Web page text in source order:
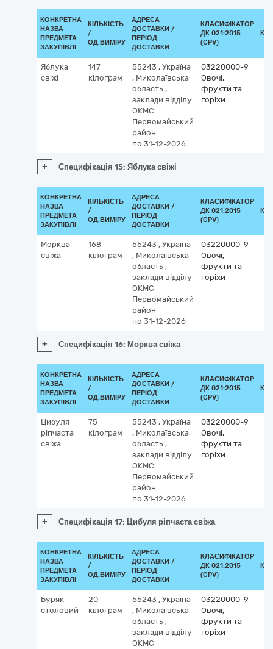
КОНКРЕТНА
НАЗВА
ПРЕДМЕТА
ЗАКУПІВЛІ
КІЛЬКІСТЬ
/
ОД.ВИМІРУ
АДРЕСА
ДОСТАВКИ /
ПЕРІОД
ДОСТАВКИ
КЛАСИФІКАТОР
ДК 021:2015
(CPV)
Яблука
свіжі
147
кілограм
55243 , Україна
, Миколаївська
область ,
заклади відділу
ОКМС
Первомайський
район
по 31-12-2026
03220000-9
Овочі,
фрукти та
горіхи
+ Специфікація 15: Яблука свіжі
КОНКРЕТНА
НАЗВА
ПРЕДМЕТА
ЗАКУПІВЛІ
КІЛЬКІСТЬ
/
ОД.ВИМІРУ
АДРЕСА
ДОСТАВКИ /
ПЕРІОД
ДОСТАВКИ
КЛАСИФІКАТОР
ДК 021:2015
(CPV)
Морква
свіжа
168
кілограм
55243 , Україна
, Миколаївська
область ,
заклади відділу
ОКМС
Первомайський
район
по 31-12-2026
03220000-9
Овочі,
фрукти та
горіхи
+ Специфікація 16: Морква свіжа
КОНКРЕТНА
НАЗВА
ПРЕДМЕТА
ЗАКУПІВЛІ
КІЛЬКІСТЬ
/
ОД.ВИМІРУ
АДРЕСА
ДОСТАВКИ /
ПЕРІОД
ДОСТАВКИ
КЛАСИФІКАТОР
ДК 021:2015
(CPV)
Цибуля
ріпчаста
свіжа
75
кілограм
55243 , Україна
, Миколаївська
область ,
заклади відділу
ОКМС
Первомайський
район
по 31-12-2026
03220000-9
Овочі,
фрукти та
горіхи
+ Специфікація 17: Цибуля ріпчаста свіжа
КОНКРЕТНА
НАЗВА
ПРЕДМЕТА
ЗАКУПІВЛІ
КІЛЬКІСТЬ
/
ОД.ВИМІРУ
АДРЕСА
ДОСТАВКИ /
ПЕРІОД
ДОСТАВКИ
КЛАСИФІКАТОР
ДК 021:2015
(CPV)
Буряк
столовий
20
кілограм
55243 , Україна
, Миколаївська
область ,
заклади відділу
ОКМС
03220000-9
Овочі,
фрукти та
горіхи